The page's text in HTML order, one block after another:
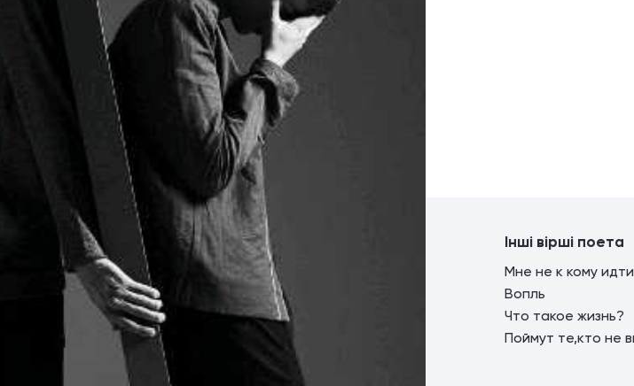
Інші вірші поета
Мне не к кому идти
Вопль
Что такое жизнь?